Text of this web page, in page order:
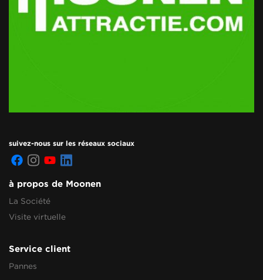
suivez-nous sur les réseaux sociaux
à propos de Moonen
La Société
Visite virtuelle
Service client
Pannes